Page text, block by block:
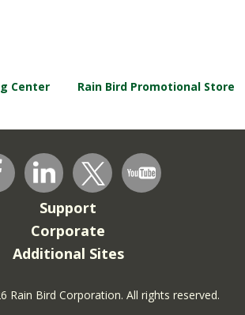
Center Rain Bird Promotional Store
Support
Corporate
Additional Sites
Rain Bird Corporation. All rights reserved.